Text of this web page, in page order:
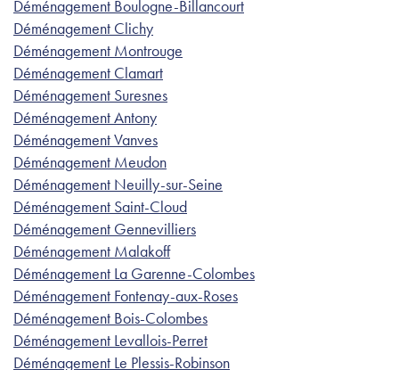
Déménagement Boulogne-Billancourt
Déménagement Clichy
Déménagement Montrouge
Déménagement Clamart
Déménagement Suresnes
Déménagement Antony
Déménagement Vanves
Déménagement Meudon
Déménagement Neuilly-sur-Seine
Déménagement Saint-Cloud
Déménagement Gennevilliers
Déménagement Malakoff
Déménagement La Garenne-Colombes
Déménagement Fontenay-aux-Roses
Déménagement Bois-Colombes
Déménagement Levallois-Perret
Déménagement Le Plessis-Robinson